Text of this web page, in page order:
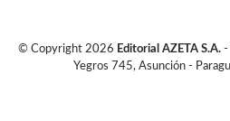
© Copyright 2026 Editorial AZETA S.A. -
Yegros 745, Asunción -